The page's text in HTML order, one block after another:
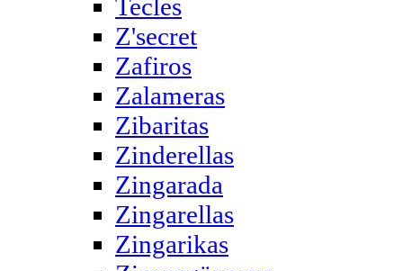
Tecles
Z'secret
Zafiros
Zalameras
Zibaritas
Zinderellas
Zingarada
Zingarellas
Zingarikas